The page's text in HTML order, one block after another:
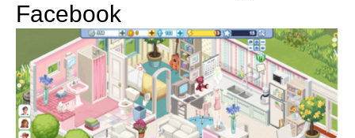
Facebook